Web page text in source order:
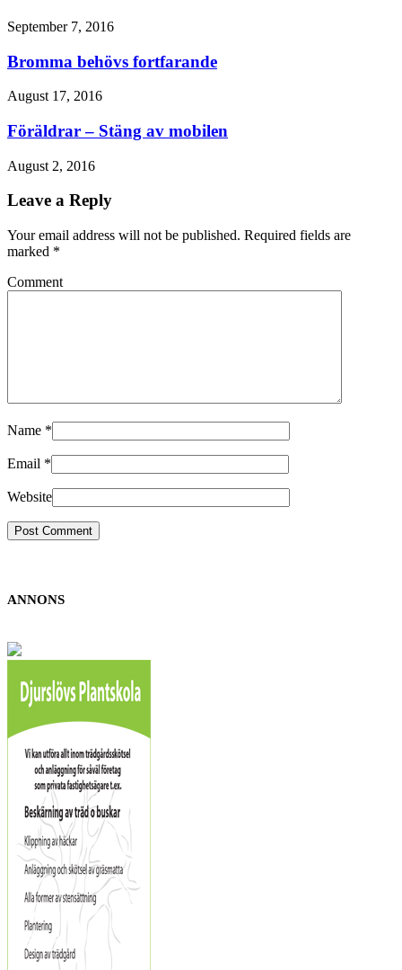
September 7, 2016
Bromma behövs fortfarande
August 17, 2016
Föräldrar – Stäng av mobilen
August 2, 2016
Leave a Reply
Your email address will not be published. Required fields are
marked *
Comment
Name *
Email *
Website
ANNONS